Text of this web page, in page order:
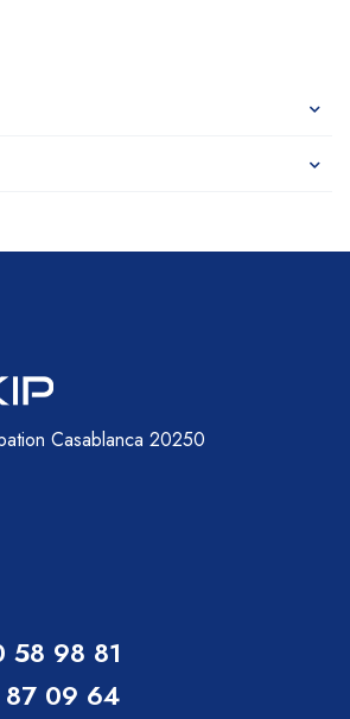
Casablanca 20250
58 98 81
09 64